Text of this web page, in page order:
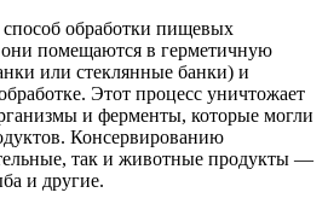
обработки пищевых
помещаются в герметичную
или стеклянные банки) и
Этот процесс уничтожает
и ферменты, которые могли
Консервированию
так и животные продукты —
и другие.